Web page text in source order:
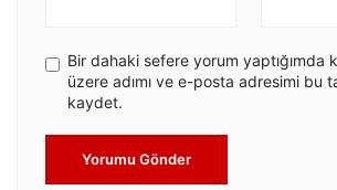
Bir dahaki sefere yorum yaptığımda
üzere adımı ve e-posta adresimi bu
kaydet.
Yorumu Gönder